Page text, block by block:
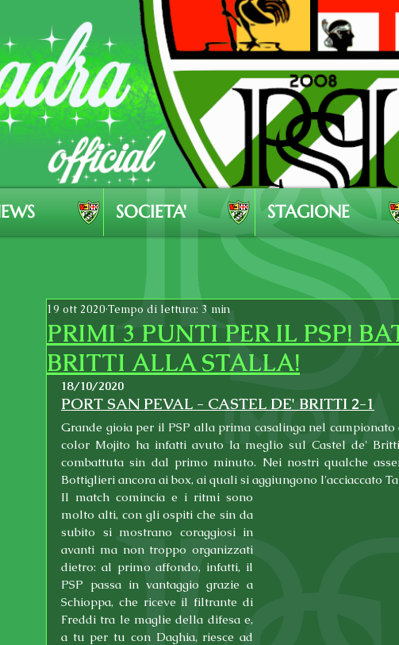
SOCIETA' STAGIONE
PRIMI 3 PUNTI PER IL PSP!
BRITTI ALLA STALLA!
19 ott 2020 Tempo di lettura: 3 min
18/10/2020
PORT SAN PEVAL - CASTEL DE' BRITTI 2-1
Grande gioia per il PSP alla prima casalinga nel campionato
color Mojito ha infatti avuto la meglio sul Castel de'
combattuta sin dal primo minuto. Nei nostri qualche
Bottiglieri ancora ai box, ai quali si aggiungono l'acciaccato
Il match comincia e i ritmi sono
molto alti, con gli ospiti che sin da
subito si mostrano coraggiosi in
avanti ma non troppo organizzati
dietro: al primo affondo, infatti, il
PSP passa in vantaggio grazie a
Schioppa, che riceve il filtrante di
Freddi tra le maglie della difesa e,
a tu per tu con Daghia, riesce ad